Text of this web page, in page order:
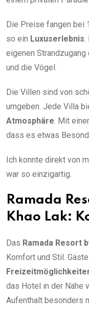
Die Preise fangen bei
so ein Luxuserlebnis
eigenen
und die Vögel.
Die Villen sind von
umgeben. Jede Villa
Atmosphäre . Mit einer
dass es etwas
Ich konnte direkt von
war so einzigartig.
Ramada
Khao Lak:
Das Ramada Resort
Komfort und Stil.
das Hotel in der Nähe
Aufenthalt besonders